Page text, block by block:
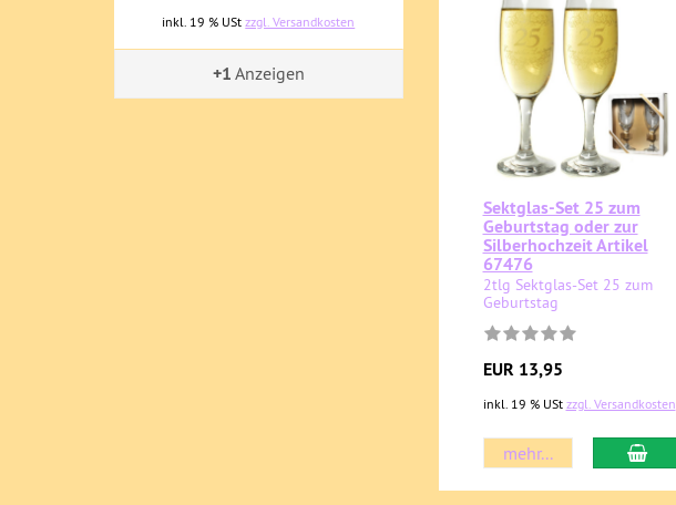
Sektglas-Set 25 zum
Geburtstag oder zur
Silberhochzeit Artikel
67476
2tlg Sektglas-Set 25 zum
Geburtstag
EUR 13,95
inkl. 19 % USt zzgl. Versandkosten
mehr...
inkl. 19 % UStzzgl. Versandkosten
+1 Anzeigen